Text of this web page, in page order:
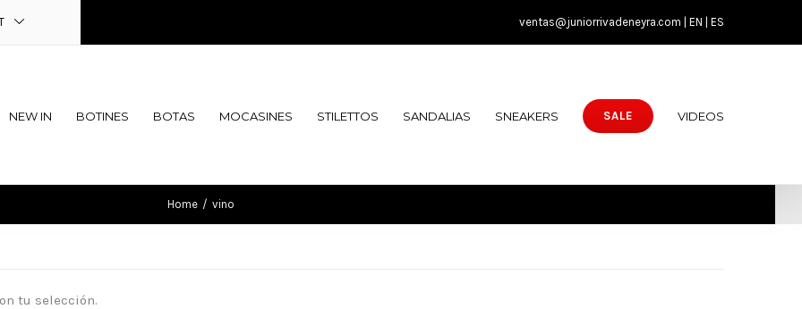
ventas@juniorrivadeneyra.com | EN ES
NEW IN BOTINES BOTAS MOCASINES STILETTOS SANDALIAS SNEAKERS SALE VIDEOS
Home / vino
tu selección.